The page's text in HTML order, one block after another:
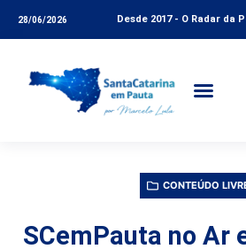
28/06/2026 Desde 2017 - O Radar da
CONTEÚDO
SCemPauta no Ar